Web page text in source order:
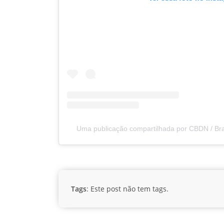
Uma publicação compartilhada por CBDN /
Tags: Este post não tem tags.